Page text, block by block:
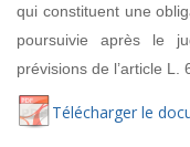
qui constituent une
poursuivie après le
prévisions de l’article L.
Télécharger le